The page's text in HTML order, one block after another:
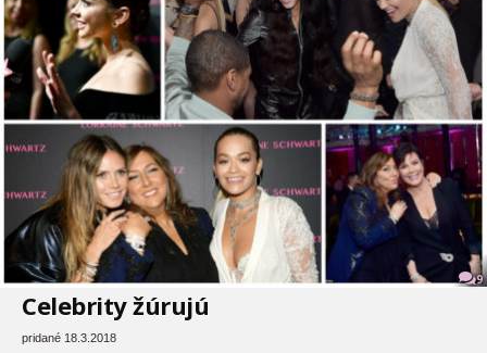
9
Celebrity žúrujú
pridané 18.3.2018